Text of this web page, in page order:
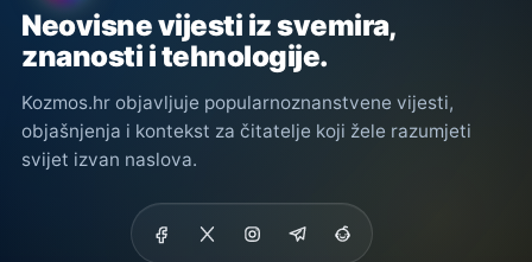
Neovisne vijesti iz svemira,
znanosti i tehnologije.
Kozmos.hr objavljuje popularnoznanstvene vijesti,
objašnjenja i kontekst za čitatelje koji žele razumjeti
svijet izvan naslova.